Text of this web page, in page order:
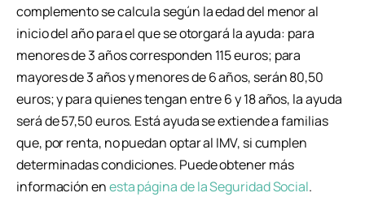
complemento se calcula según la edad del menor al
inicio del año para el que se otorgará la ayuda: para
menores de 3 años corresponden 115 euros; para
mayores de 3 años y menores de 6 años, serán 80,50
euros; y para quienes tengan entre 6 y 18 años, la ayuda
será de 57,50 euros. Está ayuda se extiende a familias
que, por renta, no puedan optar al IMV, si cumplen
determinadas condiciones. Puede obtener más
información enesta página de la Seguridad Social.